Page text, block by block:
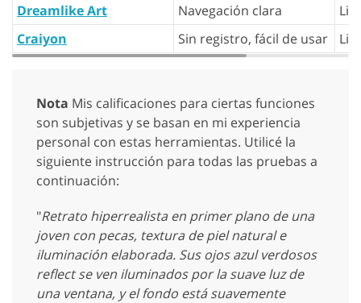
Dreamlike Art Navegación clara
Craiyon
Sin registro, fácil de usar
Nota Mis calificaciones para ciertas funciones
son subjetivas y se basan en mi experiencia
personal con estas herramientas. Utilicé la
siguiente instrucción para todas las pruebas a
continuación:
"Retrato hiperrealista en primer plano de una
joven con pecas, textura de piel natural e
iluminación elaborada. Sus ojos azul verdosos
reflect se ven iluminados por la suave luz de
una ventana, y el fondo está suavemente